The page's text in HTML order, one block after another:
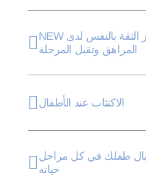
NEW كيف تعزيز الثقة بالنفس لدى
المراهق وتقبل المرحلة
الاكتئاب عند الأطفال
طفلك في كل مراحل
حياته